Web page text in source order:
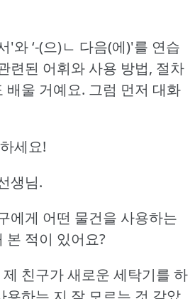
'와 ‘-(으)ㄴ 다음(에)'를 연습
련된 어휘와 사용 방법, 절차
배울 거예요. 그럼 먼저 대화
세요!
생님.
에게 어떤 물건을 사용하는
본 적이 있어요?
친구가 새로운 세탁기를 하